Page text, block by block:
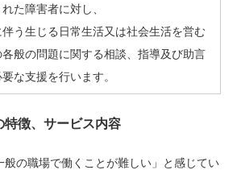
た障害者に対し、
伴う生じる日常生活又は社会生活を営む
各般の問題に関する相談、指導及び助言
な支援を行います。
徴、サービス内容
般の職場で働くことが難しい」と感じてい